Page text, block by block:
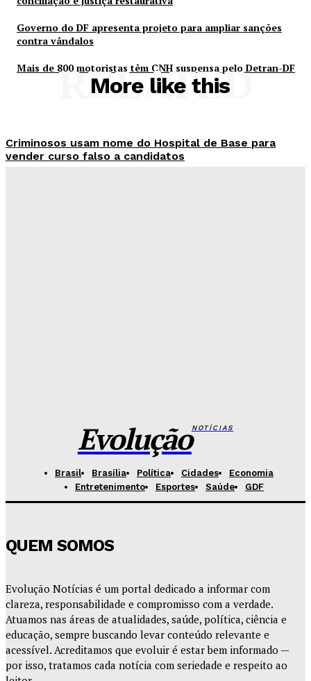
Governo do DF apresenta projeto para ampliar sanções
contra vândalos
Mais de 800 motoristas têm CNH suspensa pelo Detran-DF
More like this
RELATED
Criminosos usam nome do Hospital de Base para
vender curso falso a candidatos
EvoluçãoNOTÍCIAS
Brasil Brasília Política Cidades
Economia
Entretenimento
Esportes Saúde GDF
QUEM SOMOS
Evolução Notícias é um portal dedicado a informar com
clareza, responsabilidade e compromisso com a verdade.
Atuamos nas áreas de atualidades, saúde, política, ciência e
educação, sempre buscando levar conteúdo relevante e
acessível. Acreditamos que evoluir é estar bem informado —
por isso, tratamos cada notícia com seriedade e respeito ao